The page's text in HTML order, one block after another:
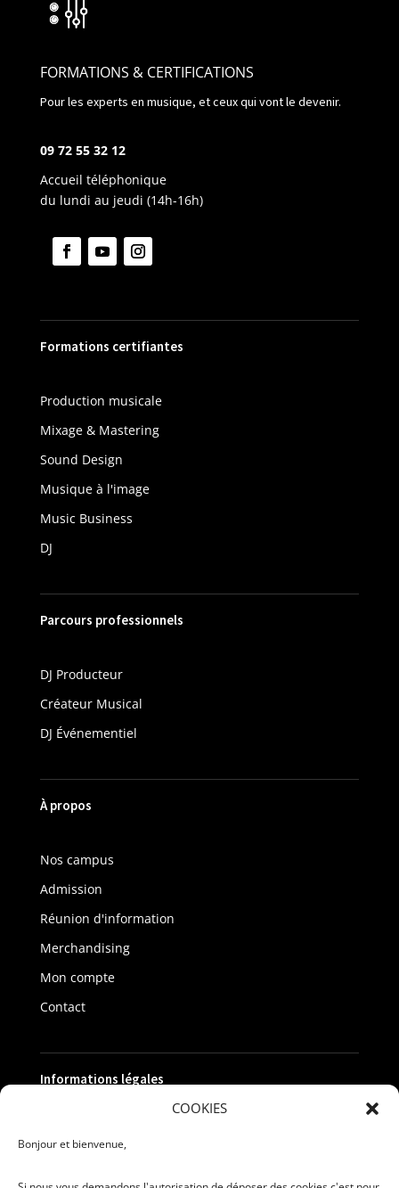
COOKIES
Bonjour et bienvenue,
FORMATIONS & CERTIFICATIONS
Pour les experts en musique, et ceux qui vont le devenir.
09 72 55 32 12
Accueil téléphonique
du lundi au jeudi (14h-16h)
Formations certifiantes
Production musicale
Mixage & Mastering
Sound Design
Musique à l'image
Music Business
DJ
Parcours professionnels
DJ Producteur
Créateur Musical
DJ Événementiel
À propos
Nos campus
Admission
Réunion d'information
Merchandising
Mon compte
Contact
Informations légales